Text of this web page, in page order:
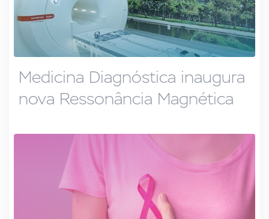
Medicina Diagnóstica inaugura
nova Ressonância Magnética